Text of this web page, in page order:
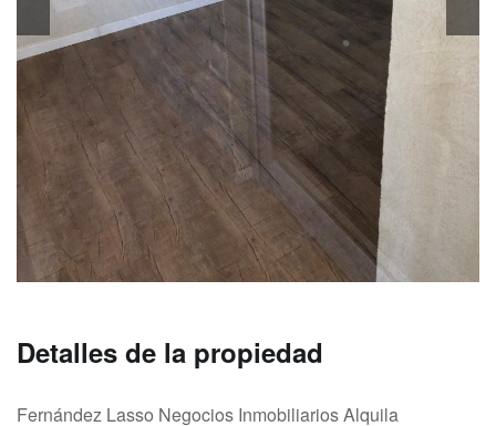
Detalles de la propiedad
Fernández Lasso Negocios Inmobiliarios Alquila